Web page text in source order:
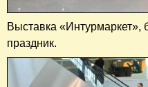
Выставка «Интурмаркет»,
праздник.